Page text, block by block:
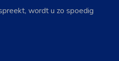
wordt u zo spoedig